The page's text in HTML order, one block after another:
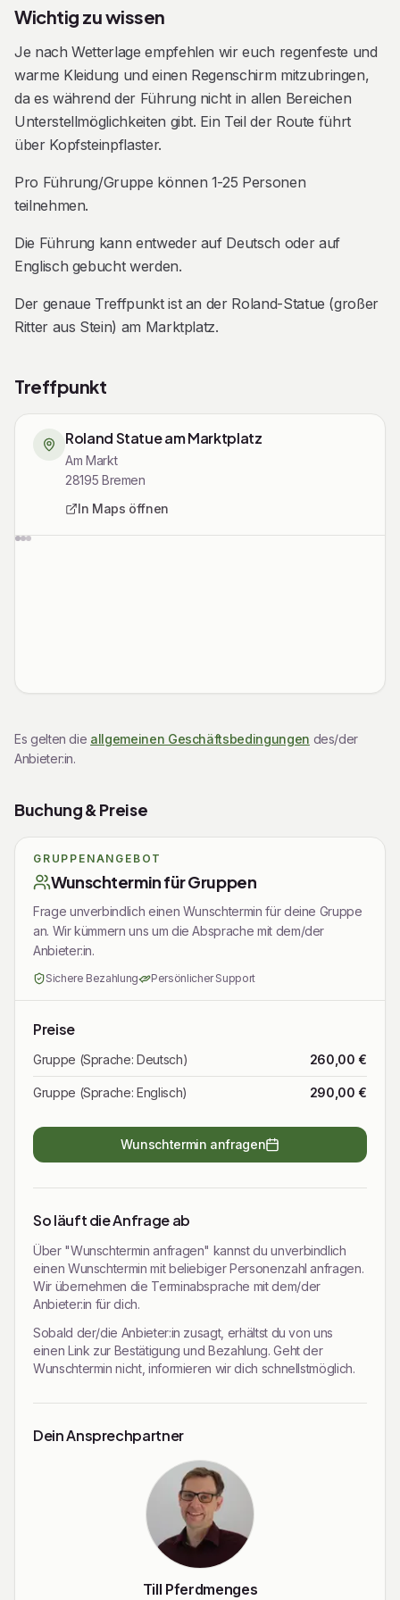
Gassen. Auf diese Weise bietet diese Führung eine
einzigartige Kombination aus den wichtigsten
Sehenswürdigkeiten, Informationen zur Stadtgeschichte
und interaktivem Ratespaß.
Ihr habt keine Gruppe? Kein Problem – Seid unsere
Ihr habt keine Gruppe, aber trotzdem Lust auf eine
Touren gibt es auch als Privatführung für euch als
Einzelperson(en) oder Kleingruppe. Ob ihr als Bremen-
Besucher unterwegs seid, neu in der Stadt lebt oder
einfach mal allein, zu zweit oder in einer Kleingruppe
werdet euch nicht wie Touristen, sondern wie VIP‘s
fühlen – versprochen!
Und? Seid ihr bereit zum Mitraten? Wir freuen uns auf
Wichtig zu wissen
​Je nach Wetterlage empfehlen wir euch regenfeste und
warme Kleidung und einen Regenschirm mitzubringen,
da es während der Führung nicht in allen Bereichen
Unterstellmöglichkeiten gibt. Ein Teil der Route führt
über Kopfsteinpflaster.
Pro Führung/Gruppe können 1-25 Personen
teilnehmen.
​Die Führung kann entweder auf Deutsch oder auf
Englisch gebucht werden.
Der genaue Treffpunkt ist an der Roland-Statue (großer
Ritter aus Stein) am Marktplatz.​​
Treffpunkt
Roland Statue am Marktplatz
Am Markt
28195 Bremen
In Maps öffnen
Rechtliche Informationen
Es gelten die allgemeinen Geschäftsbedingungen des/der
Anbieter:in.
Buchung & Preise
GRUPPENANGEBOT
Wunschtermin für Gruppen
Frage unverbindlich einen Wunschtermin für deine Gruppe
an. Wir kümmern uns um die Absprache mit dem/der
Anbieter:in.
Sichere Bezahlung Persönlicher Support
Preise
Gruppe (Sprache: Deutsch) 260,00 €
Gruppe (Sprache: Englisch) 290,00 €
Wunschtermin anfragen
So läuft die Anfrage ab
Über "Wunschtermin anfragen" kannst du unverbindlich
einen Wunschtermin mit beliebiger Personenzahl anfragen.
Wir übernehmen die Terminabsprache mit dem/der
Anbieter:in für dich.
Sobald der/die Anbieter:in zusagt, erhältst du von uns
einen Link zur Bestätigung und Bezahlung. Geht der
Wunschtermin nicht, informieren wir dich schnellstmöglich.
Dein Ansprechpartner
Till Pferdmenges